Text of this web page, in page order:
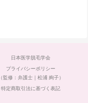
ック
日本医学脱毛学会
プライバシーポリシー
（監修：弁護士｜松浦 絢子）
特定商取引法に基づく表記